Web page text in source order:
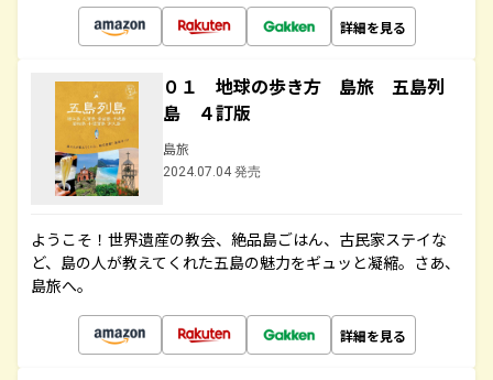
詳細を見る
０１ 地球の歩き方 島旅 五島列
島 ４訂版
島旅
2024.07.04 発売
ようこそ！世界遺産の教会、絶品島ごはん、古民家ステイな
ど、島の人が教えてくれた五島の魅力をギュッと凝縮。さあ、
島旅へ。
詳細を見る